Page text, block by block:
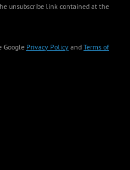
unsubscribe link contained at the
Google Privacy Policy and Terms of